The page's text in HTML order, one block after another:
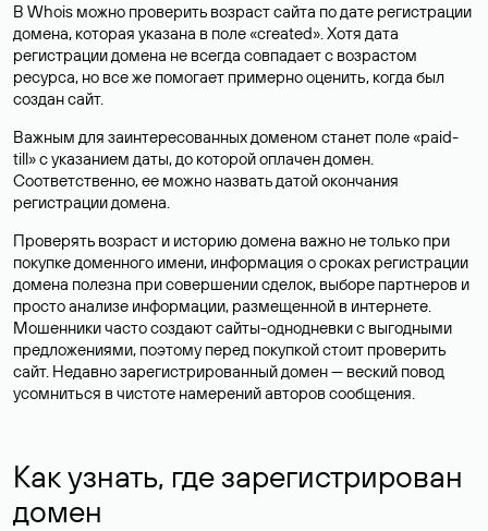
В Whois можно проверить возраст сайта по дате регистрации
домена, которая указана в поле «created». Хотя дата
регистрации домена не всегда совпадает с возрастом
ресурса, но все же помогает примерно оценить, когда был
создан сайт.
Важным для заинтересованных доменом станет поле «paid-
till» с указанием даты, до которой оплачен домен.
Соответственно, ее можно назвать датой окончания
регистрации домена.
Проверять возраст и историю домена важно не только при
покупке доменного имени, информация о сроках регистрации
домена полезна при совершении сделок, выборе партнеров и
просто анализе информации, размещенной в интернете.
Мошенники часто создают сайты-однодневки с выгодными
предложениями, поэтому перед покупкой стоит проверить
сайт. Недавно зарегистрированный домен — веский повод
усомниться в чистоте намерений авторов сообщения.
Как узнать, где зарегистрирован
домен